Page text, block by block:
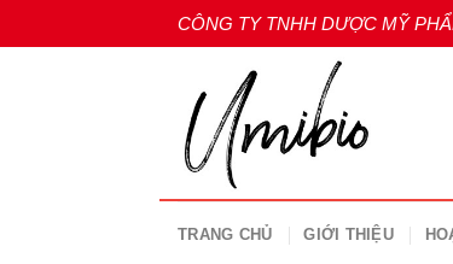
to
CÔNG TY TNHH DƯỢC MỸ
TRANG CHỦ GIỚI THIỆU